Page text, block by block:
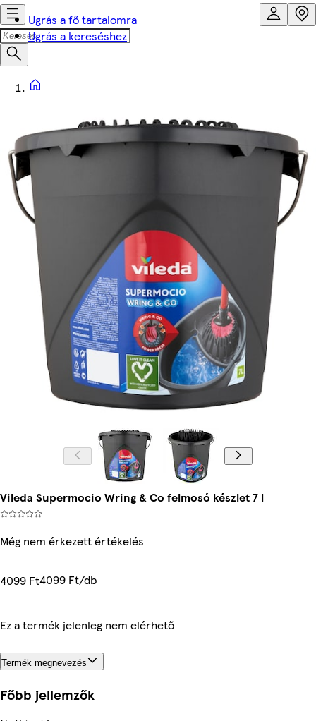
Ugrás a fő tartalomra
Ugrás a kereséshez
Vileda Supermocio Wring & Co felmosó készlet 7 l
Még nem érkezett értékelés
4099 Ft4099 Ft/db
Ez a termék jelenleg nem elérhető
Termék megnevezés
Főbb jellemzők